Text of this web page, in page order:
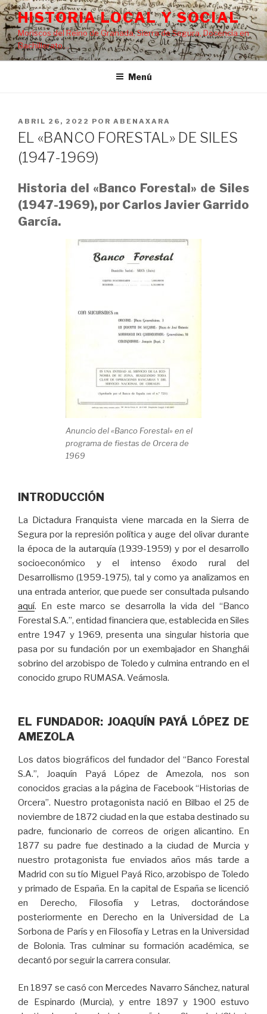
Saltar
al
contenido
HISTORIA LOCAL Y SOCIAL
Moriscos del Reino de Granada, Sierra de Segura, Docencia en
Bachillerato…
Menú
PUBLICADO
EL
ABRIL 26, 2022 POR ABENAXARA
EL «BANCO FORESTAL» DE SILES
(1947-1969)
Historia del «Banco Forestal» de Siles
(1947-1969), por Carlos Javier Garrido
García.
Anuncio del «Banco Forestal» en el
programa de fiestas de Orcera de
1969
INTRODUCCIÓN
La Dictadura Franquista viene marcada en la Sierra de
Segura por la represión política y auge del olivar durante
la época de la autarquía (1939-1959) y por el desarrollo
socioeconómico y el intenso éxodo rural del
Desarrollismo (1959-1975), tal y como ya analizamos en
una entrada anterior, que puede ser consultada pulsando
aquí. En este marco se desarrolla la vida del “Banco
Forestal S.A.”, entidad financiera que, establecida en Siles
entre 1947 y 1969, presenta una singular historia que
pasa por su fundación por un exembajador en Shanghái
sobrino del arzobispo de Toledo y culmina entrando en el
conocido grupo RUMASA. Veámosla.
EL FUNDADOR: JOAQUÍN PAYÁ LÓPEZ DE
AMEZOLA
Los datos biográficos del fundador del “Banco Forestal
S.A.”, Joaquín Payá López de Amezola, nos son
conocidos gracias a la página de Facebook “Historias de
Orcera”. Nuestro protagonista nació en Bilbao el 25 de
noviembre de 1872 ciudad en la que estaba destinado su
padre, funcionario de correos de origen alicantino. En
1877 su padre fue destinado a la ciudad de Murcia y
nuestro protagonista fue enviados años más tarde a
Madrid con su tío Miguel Payá Rico, arzobispo de Toledo
y primado de España. En la capital de España se licenció
en Derecho, Filosofía y Letras, doctorándose
posteriormente en Derecho en la Universidad de La
Sorbona de París y en Filosofía y Letras en la Universidad
de Bolonia. Tras culminar su formación académica, se
decantó por seguir la carrera consular.
En 1897 se casó con Mercedes Navarro Sánchez, natural
de Espinardo (Murcia), y entre 1897 y 1900 estuvo